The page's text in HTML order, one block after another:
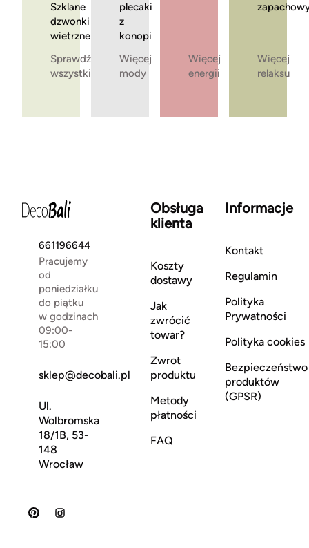
Szklane
dzwonki
wietrzne
Sprawdź
wszystkie
plecaki
z
konopi
Więcej
mody
Więcej
energii
Więcej
relaksu
661196644
Pracujemy
od
poniedziałku
do piątku
w godzinach
09:00-
15:00
sklep@decobali.pl
Ul.
Wolbromska
18/1B, 53-
148
Wrocław
Obsługa
klienta
Koszty
dostawy
Jak
zwrócić
towar?
Zwrot
produktu
Metody
płatności
FAQ
Informacje
Kontakt
Regulamin
Polityka
Prywatności
Polityka cookies
Bezpieczeństwo
produktów
(GPSR)